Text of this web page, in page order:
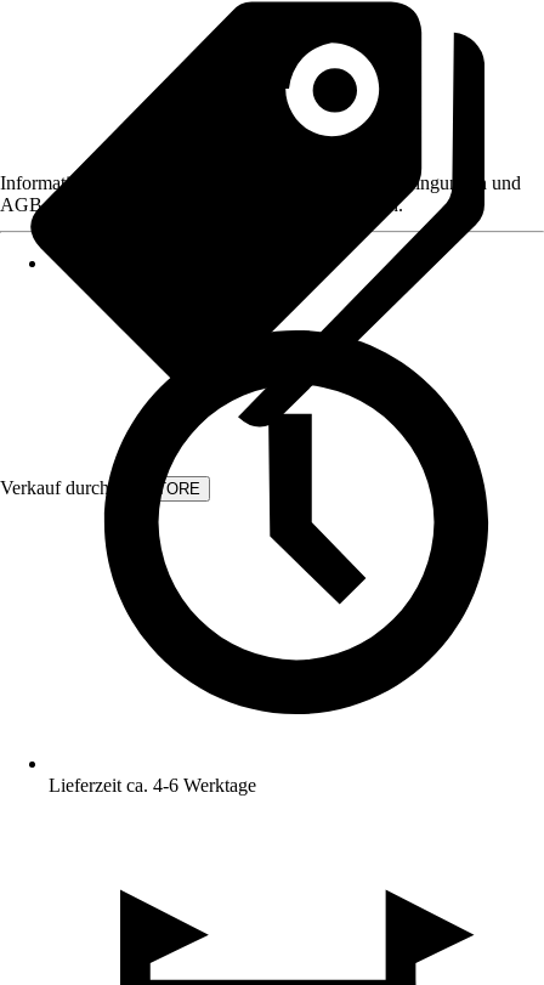
Verkauf durch: KVSTORE
Informationen des Verkäufers, wie z. B. Rückgabebedingungen und
AGB, finden Sie bei Klick auf den Verkäufernamen.
Lieferzeit ca. 4-6 Werktage